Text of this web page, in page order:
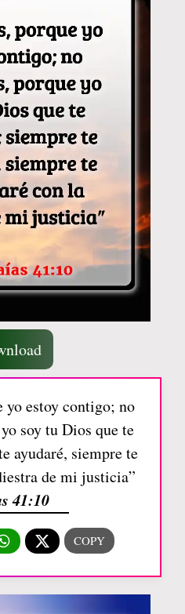
yo estoy contigo; no
soy tu Dios que te
ayudaré, siempre te
de mi justicia”
41:10